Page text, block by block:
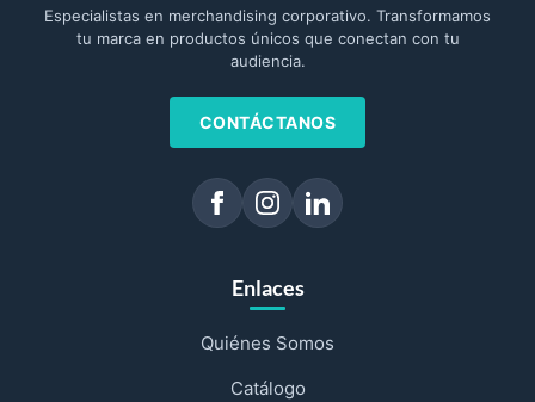
Especialistas en merchandising corporativo. Transformamos
tu marca en productos únicos que conectan con tu
audiencia.
CONTÁCTANOS
Enlaces
Quiénes Somos
Catálogo